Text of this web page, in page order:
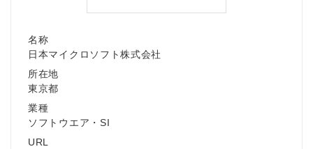
名称
日本マイクロソフト株式会社
所在地
東京都
業種
ソフトウエア・SI
URL